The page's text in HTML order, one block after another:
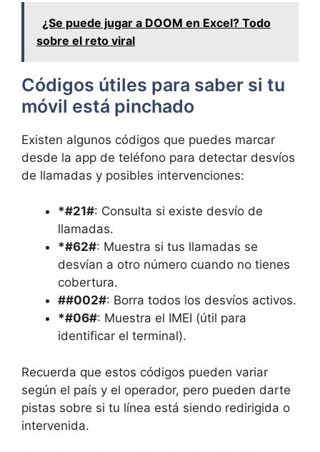
¿Se puede jugar a DOOM en Excel? Todo
sobre el reto viral
Códigos útiles para saber si tu
móvil está pinchado
Existen algunos códigos que puedes marcar
desde la app de teléfono para detectar desvíos
de llamadas y posibles intervenciones:
*#21#: Consulta si existe desvío de
llamadas.
*#62#: Muestra si tus llamadas se
desvían a otro número cuando no tienes
cobertura.
##002#: Borra todos los desvíos activos.
*#06#: Muestra el IMEI (útil para
identificar el terminal).
Recuerda que estos códigos pueden variar
según el país y el operador, pero pueden darte
pistas sobre si tu línea está siendo redirigida o
intervenida.